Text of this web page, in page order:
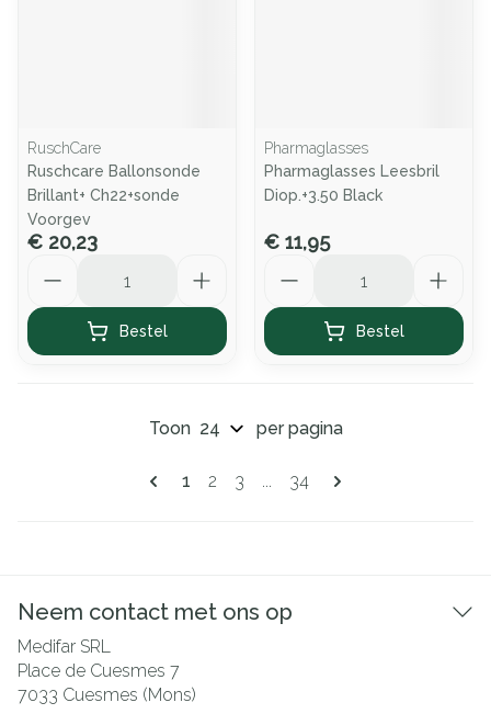
RuschCare
Ruschcare Ballonsonde
Brillant+ Ch22+sonde
Voorgev
€ 20,23
Bestel
Pharmaglasses
Pharmaglasses Leesbril
Diop.+3.50 Black
€ 11,95
Bestel
Pagina's
U lees momenteel pagina
1 Pagina
2 Pagina
3 ... Pagina
34
Toon per pagina
Neem contact met ons op
Medifar SRL
Place de Cuesmes 7
7033 Cuesmes (Mons)